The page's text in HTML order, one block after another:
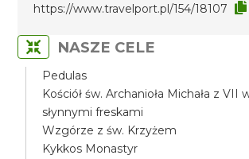
https://www.travelport.pl/154/18107
NASZE CELE
Pedulas
Kościół św. Archanioła Michała z VII
słynnymi freskami
Wzgórze z św. Krzyżem
Kykkos Monastyr